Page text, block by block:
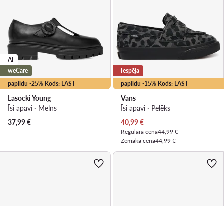
papildu -25% Kods: LAST
AI
weCare
Lasocki Young
Īsi apavi · Melns
37,99€
papildu -15% Kods: LAST
Iespēja
Vans
Īsi apavi · Pelēks
Pašreizējā cena
40,99€
Regulārā cena44,99 €
Zemākā cena44,99 €